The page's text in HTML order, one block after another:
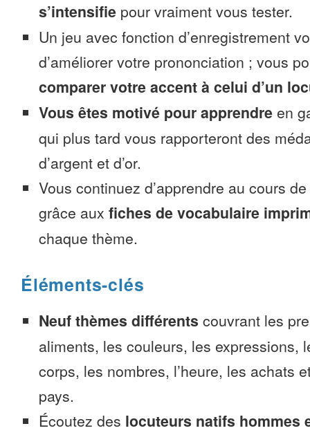
s’intensifie pour vraiment vous tester.
Un jeu avec fonction d’enregistrement
d’améliorer votre prononciation ; vous
comparer votre accent à celui d’un
Vous êtes motivé pour apprendre en
qui plus tard vous rapporteront des
d’argent et d’or.
Vous continuez d’apprendre au cours
grâce aux fiches de vocabulaire
chaque thème.
Éléments-clés
Neuf thèmes différents couvrant les
aliments, les couleurs, les expressions,
corps, les nombres, l’heure, les achats
pays.
Écoutez des locuteurs natifs hommes